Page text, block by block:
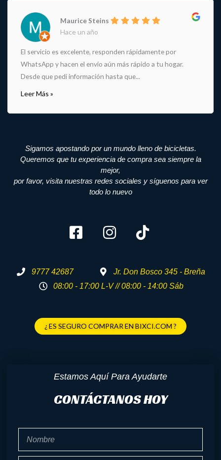
Maurice Steins
Hace un año
El servicio es excelente, responden rápidamente por
WhatsApp y hacen el envío aún más rápido a tu hogar.
Desde que pedí información hasta que...
Leer Más »
Sigamos apostando por un mundo lleno de bicicletas.
Queremos que tu experiencia de compra sea siempre la
mejor,
por favor, visita nuestras redes sociales y síguenos para ver
todo lo nuevo
9777 42687
Jr. Don Bosco 345 - Breña
08:00 - 17:00 L-V // 08:00 - 14:00 Sáb
¿ ES SEGURO COMPRAR EN BIXCI.COM ?
Estamos Aquí Para Ayudarte
CONTÁCTANOS HOY